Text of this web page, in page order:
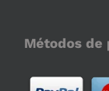
Métodos de